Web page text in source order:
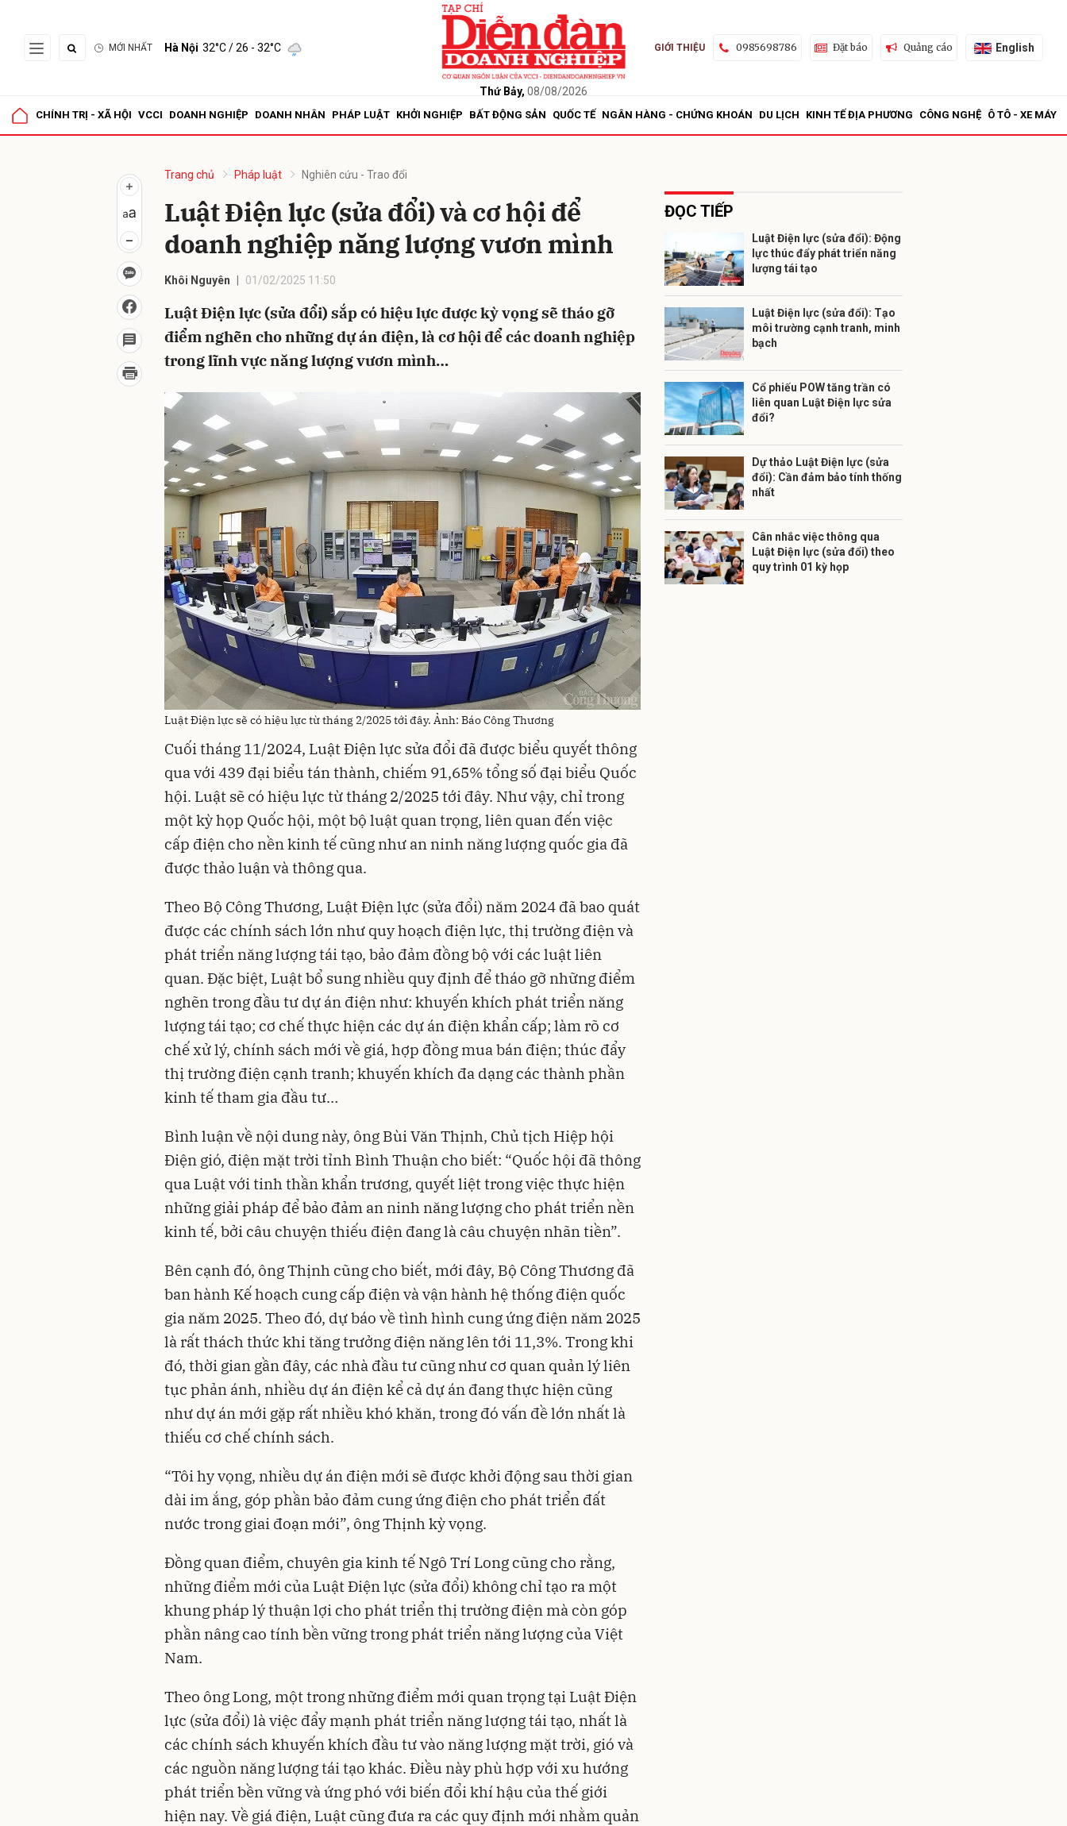
MỚI NHẤT Hà Nội 32°C/ 26 - 32°C
Thứ Bảy, 08/08/2026
GIỚI THIỆU 0985698786 Đặt báo Quảng cáo English
CHÍNH TRỊ - XÃ HỘI VCCI DOANH NGHIỆP DOANH NHÂN PHÁP LUẬT KHỞI NGHIỆP BẤT ĐỘNG SẢN QUỐC TẾ NGÂN HÀNG - CHỨNG KHOÁN DU LỊCH KINH TẾ ĐỊA PHƯƠNG CÔNG NGHỆ Ô TÔ - XE MÁY
Trang chủ Pháp luật Nghiên cứu - Trao đổi
Luật Điện lực (sửa đổi) và cơ hội để
doanh nghiệp năng lượng vươn mình
Khôi Nguyên 01/02/2025 11:50
Luật Điện lực (sửa đổi) sắp có hiệu lực được kỳ vọng sẽ tháo gỡ
điểm nghẽn cho những dự án điện, là cơ hội để các doanh nghiệp
trong lĩnh vực năng lượng vươn mình…
Luật Điện lực sẽ có hiệu lực từ tháng 2/2025 tới đây. Ảnh: Báo Công Thương
Cuối tháng 11/2024, Luật Điện lực sửa đổi đã được biểu quyết thông
qua với 439 đại biểu tán thành, chiếm 91,65% tổng số đại biểu Quốc
hội. Luật sẽ có hiệu lực từ tháng 2/2025 tới đây. Như vậy, chỉ trong
một kỳ họp Quốc hội, một bộ luật quan trọng, liên quan đến việc
cấp điện cho nền kinh tế cũng như an ninh năng lượng quốc gia đã
được thảo luận và thông qua.
Theo Bộ Công Thương, Luật Điện lực (sửa đổi) năm 2024 đã bao quát
được các chính sách lớn như quy hoạch điện lực, thị trường điện và
phát triển năng lượng tái tạo, bảo đảm đồng bộ với các luật liên
quan. Đặc biệt, Luật bổ sung nhiều quy định để tháo gỡ những điểm
nghẽn trong đầu tư dự án điện như: khuyến khích phát triển năng
lượng tái tạo; cơ chế thực hiện các dự án điện khẩn cấp; làm rõ cơ
chế xử lý, chính sách mới về giá, hợp đồng mua bán điện; thúc đẩy
thị trường điện cạnh tranh; khuyến khích đa dạng các thành phần
kinh tế tham gia đầu tư…
Bình luận về nội dung này, ông Bùi Văn Thịnh, Chủ tịch Hiệp hội
Điện gió, điện mặt trời tỉnh Bình Thuận cho biết: “Quốc hội đã thông
qua Luật với tinh thần khẩn trương, quyết liệt trong việc thực hiện
những giải pháp để bảo đảm an ninh năng lượng cho phát triển nền
kinh tế, bởi câu chuyện thiếu điện đang là câu chuyện nhãn tiền”.
Bên cạnh đó, ông Thịnh cũng cho biết, mới đây, Bộ Công Thương đã
ban hành Kế hoạch cung cấp điện và vận hành hệ thống điện quốc
gia năm 2025. Theo đó, dự báo về tình hình cung ứng điện năm 2025
là rất thách thức khi tăng trưởng điện năng lên tới 11,3%. Trong khi
đó, thời gian gần đây, các nhà đầu tư cũng như cơ quan quản lý liên
tục phản ánh, nhiều dự án điện kể cả dự án đang thực hiện cũng
như dự án mới gặp rất nhiều khó khăn, trong đó vấn đề lớn nhất là
thiếu cơ chế chính sách.
“Tôi hy vọng, nhiều dự án điện mới sẽ được khởi động sau thời gian
dài im ắng, góp phần bảo đảm cung ứng điện cho phát triển đất
nước trong giai đoạn mới”, ông Thịnh kỳ vọng.
Đồng quan điểm, chuyên gia kinh tế Ngô Trí Long cũng cho rằng,
những điểm mới của Luật Điện lực (sửa đổi) không chỉ tạo ra một
khung pháp lý thuận lợi cho phát triển thị trường điện mà còn góp
phần nâng cao tính bền vững trong phát triển năng lượng của Việt
Nam.
Theo ông Long, một trong những điểm mới quan trọng tại Luật Điện
lực (sửa đổi) là việc đẩy mạnh phát triển năng lượng tái tạo, nhất là
các chính sách khuyến khích đầu tư vào năng lượng mặt trời, gió và
các nguồn năng lượng tái tạo khác. Điều này phù hợp với xu hướng
phát triển bền vững và ứng phó với biến đổi khí hậu của thế giới
hiện nay. Về giá điện, Luật cũng đưa ra các quy định mới nhằm quản
ĐỌC TIẾP
Luật Điện lực (sửa đổi): Động
lực thúc đẩy phát triển năng
lượng tái tạo
Luật Điện lực (sửa đổi): Tạo
môi trường cạnh tranh, minh
bạch
Cổ phiếu POW tăng trần có
liên quan Luật Điện lực sửa
đổi?
Dự thảo Luật Điện lực (sửa
đổi): Cần đảm bảo tính thống
nhất
Cân nhắc việc thông qua
Luật Điện lực (sửa đổi) theo
quy trình 01 kỳ họp
Gửi